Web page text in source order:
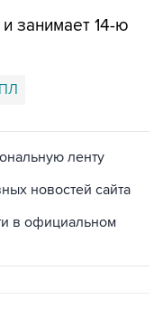
занимает 14-ю
ленту
новостей сайта
в официальном